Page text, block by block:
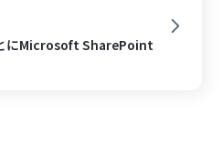
にMicrosoft SharePoint